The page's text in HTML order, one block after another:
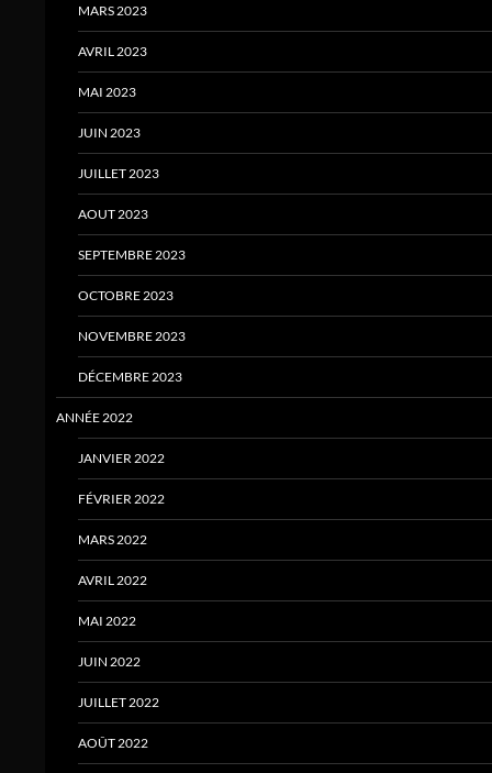
MARS 2023
AVRIL 2023
MAI 2023
JUIN 2023
JUILLET 2023
AOUT 2023
SEPTEMBRE 2023
OCTOBRE 2023
NOVEMBRE 2023
DÉCEMBRE 2023
ANNÉE 2022
JANVIER 2022
FÉVRIER 2022
MARS 2022
AVRIL 2022
MAI 2022
JUIN 2022
JUILLET 2022
AOÛT 2022